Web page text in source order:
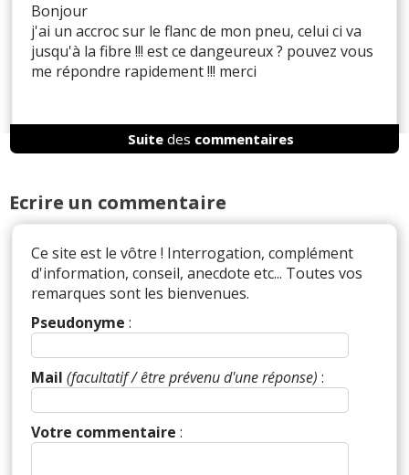
Bonjour
j'ai un accroc sur le flanc de mon pneu, celui ci va
jusqu'à la fibre !!! est ce dangeureux ? pouvez vous
me répondre rapidement !!! merci
Il y a2réaction(s) sur ce commentaire :
ParWanu1966
TOP CONTRIBUTEUR /
sur la toile et il y a risque d'éclatement, surtout
sur le flanc, changez le rapidement, cdt.
ParHondiste convaincu
TOP
CONTRIBUTEUR
Réagir à ce commentaire
(Votre post sera visible sous le commentaire)
Suitedes commentaires
Ecrire un commentaire
Ce site est le vôtre ! Interrogation, complément
d'information, conseil, anecdote etc... Toutes vos
remarques sont les bienvenues.
Pseudonyme :
Mail (facultatif / être prévenu d'une réponse) :
Votre commentaire :